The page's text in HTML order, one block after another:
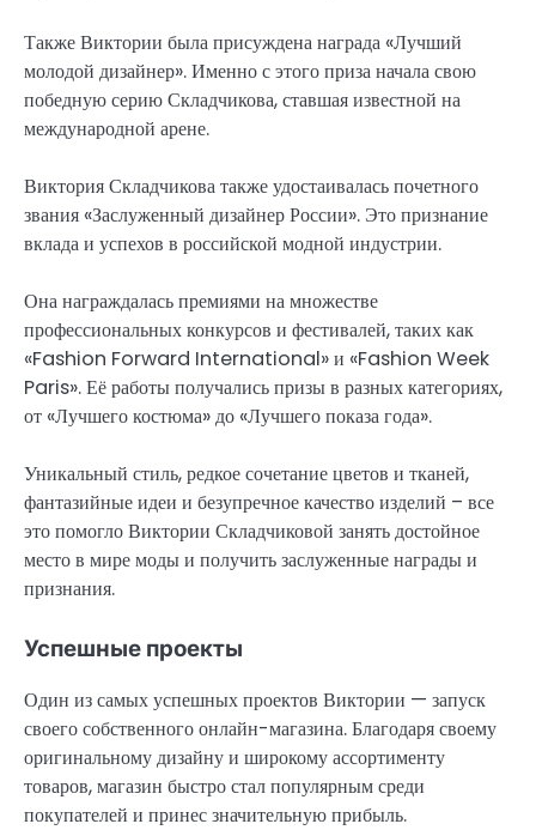
Также Виктории была присуждена награда «Лучший
молодой дизайнер». Именно с этого приза начала свою
победную серию Складчикова, ставшая известной на
международной арене.
Виктория Складчикова также удостаивалась почетного
звания «Заслуженный дизайнер России». Это признание
вклада и успехов в российской модной индустрии.
Она награждалась премиями на множестве
профессиональных конкурсов и фестивалей, таких как
«Fashion Forward International» и «Fashion Week
Paris». Её работы получались призы в разных категориях,
от «Лучшего костюма» до «Лучшего показа года».
Уникальный стиль, редкое сочетание цветов и тканей,
фантазийные идеи и безупречное качество изделий – все
это помогло Виктории Складчиковой занять достойное
место в мире моды и получить заслуженные награды и
признания.
Успешные проекты
Один из самых успешных проектов Виктории — запуск
своего собственного онлайн-магазина. Благодаря своему
оригинальному дизайну и широкому ассортименту
товаров, магазин быстро стал популярным среди
покупателей и принес значительную прибыль.